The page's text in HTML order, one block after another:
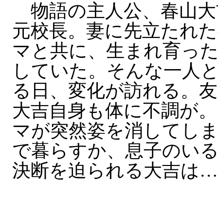
物語の主人公、春山
元校長。妻に先立たれ
マと共に、生まれ育っ
していた。そんな一人
る日、変化が訪れる。
大吉自身も体に不調が
マが突然姿を消してし
で暮らすか、息子のい
決断を迫られる大吉は